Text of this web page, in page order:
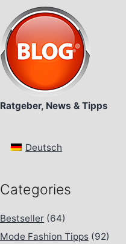
Ratgeber, News & Tipps
Deutsch
Categories
Bestseller (64)
Mode Fashion Tipps (92)